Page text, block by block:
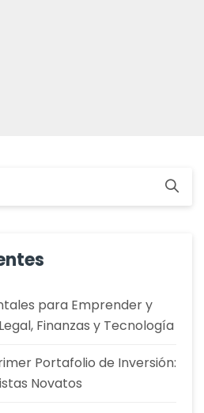
para Emprender y
Finanzas y Tecnología
Portafolio de Inversión:
Novatos